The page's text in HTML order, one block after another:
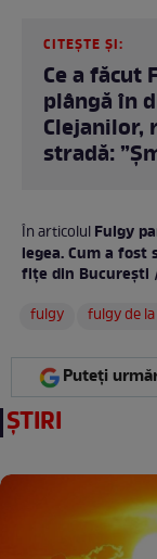
CITEȘTE ȘI:
Ce a făcut
plângă în
Clejanilor,
stradă:
În articolulFulgy
legea. Cum a
fițe din București /
fulgy
fulgy de
Puteți
ȘTIRI